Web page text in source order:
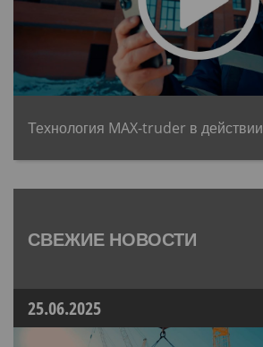
Технология MAX-truder в действии
СВЕЖИЕ НОВОСТИ
25.06.2025